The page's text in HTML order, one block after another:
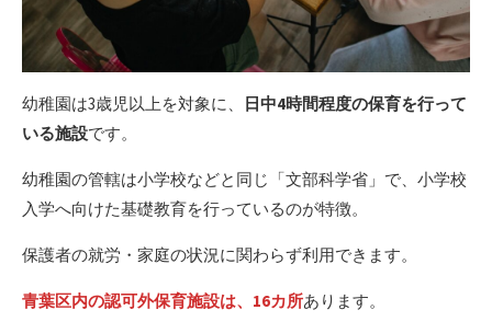
幼稚園は3歳児以上を対象に、
日中4時間程度の保育を行って
いる施設です。
幼稚園の管轄は小学校などと同じ「文部科学省」で、小学校
入学へ向けた基礎教育を行っているのが特徴。
保護者の就労・家庭の状況に関わらず利用できます。
青葉区内の認可外保育施設は、16カ所あります。